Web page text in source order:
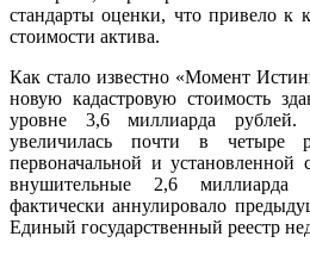
стандарты оценки, что привело к
стоимости актива.
Как стало известно «Момент
новую кадастровую стоимость
уровне 3,6 миллиарда
увеличилась почти в четыре
первоначальной и установленной
внушительные 2,6 миллиарда
фактически аннулировало
Единый государственный реестр